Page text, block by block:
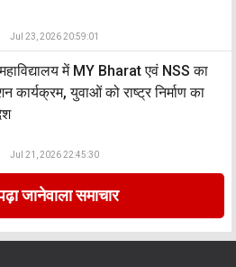
Jul 23, 2026 20:59:01
में MY Bharat एवं NSS का
कार्यक्रम, युवाओं को राष्ट्र निर्माण का
Jul 21, 2026 22:45:30
जानेवाला समाचार